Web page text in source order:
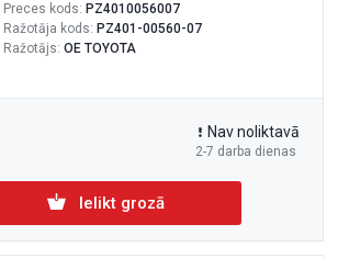
Preces kods: PZ4010056007
Ražotāja kods: PZ401-00560-07
Ražotājs: OE TOYOTA
2-7 darba dienas
Nav noliktavā
Ielikt grozā